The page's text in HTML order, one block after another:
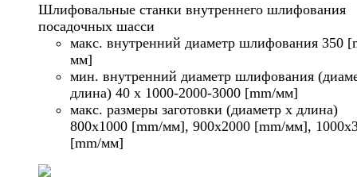
Шлифовальные станки внутреннего шлифования
посадочных шасси
макс. внутренний диаметр шлифования 350
мм]
мин. внутренний диаметр шлифования
длина) 40 x 1000-2000-3000 [mm/мм]
макс. размеры заготовки (диаметр х длина)
800x1000 [mm/мм], 900x2000 [mm/мм],
[mm/мм]